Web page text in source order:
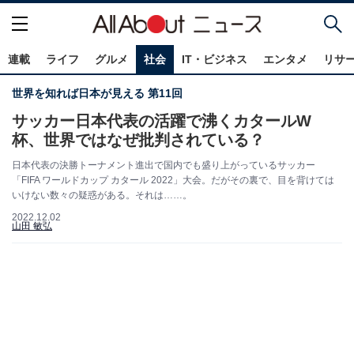
連載 ライフ グルメ 社会 IT・ビジネス エンタメ リサ
世界を知れば日本が見える 第11回
サッカー日本代表の活躍で沸くカタールW
杯、世界ではなぜ批判されている？
日本代表の決勝トーナメント進出で国内でも盛り上がっているサッカー
「FIFA ワールドカップ カタール 2022」大会。だがその裏で、目を背けては
いけない数々の疑惑がある。それは……。
2022.12.02
山田 敏弘